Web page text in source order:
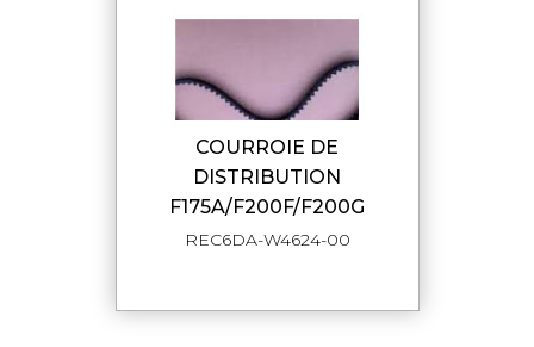
COURROIE DE
DISTRIBUTION
F175A/F200F/F200G
REC6DA-W4624-00